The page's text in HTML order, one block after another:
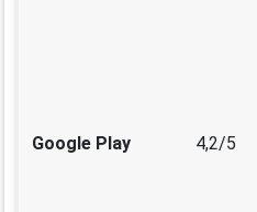
Google Play 4,2/5